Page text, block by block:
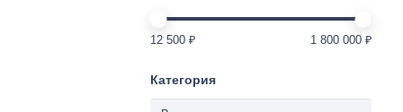
12 500 ₽ 1 800 000 ₽
Категория